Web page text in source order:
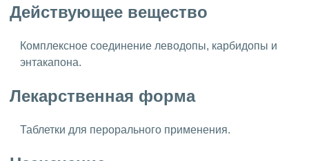
Действующее вещество
Комплексное соединение леводопы, карбидопы и
энтакапона.
Лекарственная форма
Таблетки для перорального применения.